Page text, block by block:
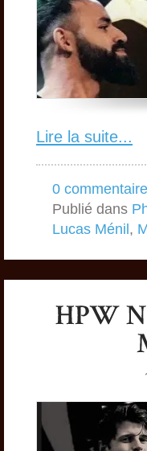
Lire la suite...
0 commentaire
Publié dans
Lucas Ménil ,